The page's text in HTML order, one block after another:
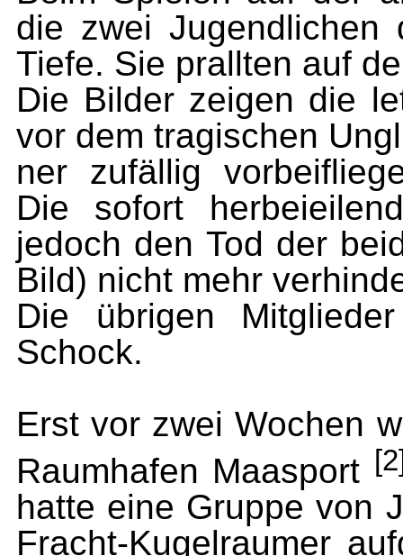
die zwei
Tiefe. Sie prallten auf
Die Bilder zeigen die
vor dem tragischen
ner zufällig
Die sofort
jedoch den Tod der
Bild) nicht mehr
Die übrigen
Schock.
Erst vor zwei Wochen
Raumhafen Maasport
hatte eine Gruppe von
Fracht-Kugelraumer